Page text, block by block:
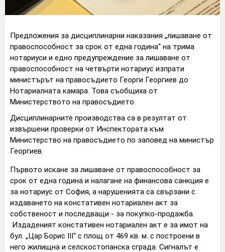
Предложения за дисциплинарни наказания „лишаване от
правоспособност за срок от една година“ на трима
нотариуси и едно предупреждение за лишаване от
правоспособност на четвърти нотариус изпрати
министърът на правосъдието Георги Георгиев до
Нотариалната камара. Това съобщиха от
Министерството на правосъдието.
Дисциплинарните производства са в резултат от
извършени проверки от Инспектората към
Министерство на правосъдието по заповед на министър
Георгиев.
Първото искане за лишаване от правоспособност за
срок от една година и налагане на финансова санкция е
за нотариус от София, а нарушенията са свързани с
издаването на констативен нотариален акт за
собственост и последващи - за покупко-продажба.
Издаденият констативен нотариален акт е за имот на
бул. „Цар Борис III“ с площ от 469 кв. м. с построени в
него жилищна и селскостопанска сграда. Сигналът е